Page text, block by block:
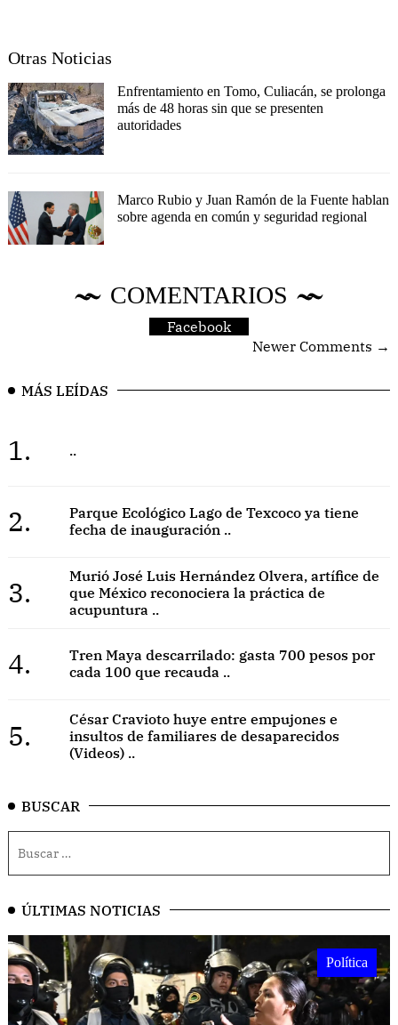
Otras Noticias
Enfrentamiento en Tomo, Culiacán, se prolonga
más de 48 horas sin que se presenten
autoridades
Marco Rubio y Juan Ramón de la Fuente hablan
sobre agenda en común y seguridad regional
COMENTARIOS
Facebook
Newer Comments →
MÁS LEÍDAS
1. ..
2.
Parque Ecológico Lago de Texcoco ya tiene
fecha de inauguración ..
3.
Murió José Luis Hernández Olvera, artífice de
que México reconociera la práctica de
acupuntura ..
4.
Tren Maya descarrilado: gasta 700 pesos por
cada 100 que recauda ..
5.
César Cravioto huye entre empujones e
insultos de familiares de desaparecidos
(Videos) ..
BUSCAR
ÚLTIMAS NOTICIAS
Política